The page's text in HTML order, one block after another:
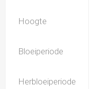
Hoogte
Bloeiperiode
Herbloeiperiode